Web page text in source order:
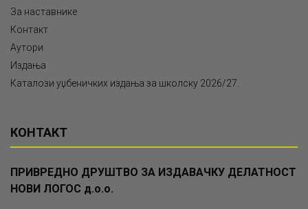
За наставнике
Контакт
Аутори
Издања
Каталози уџбеничких издања за школску 2026/27.
КОНТАКТ
ПРИВРЕДНО ДРУШТВО ЗА ИЗДАВАЧКУ ДЕЛАТНОСТ
НОВИ ЛОГОС д.о.о.